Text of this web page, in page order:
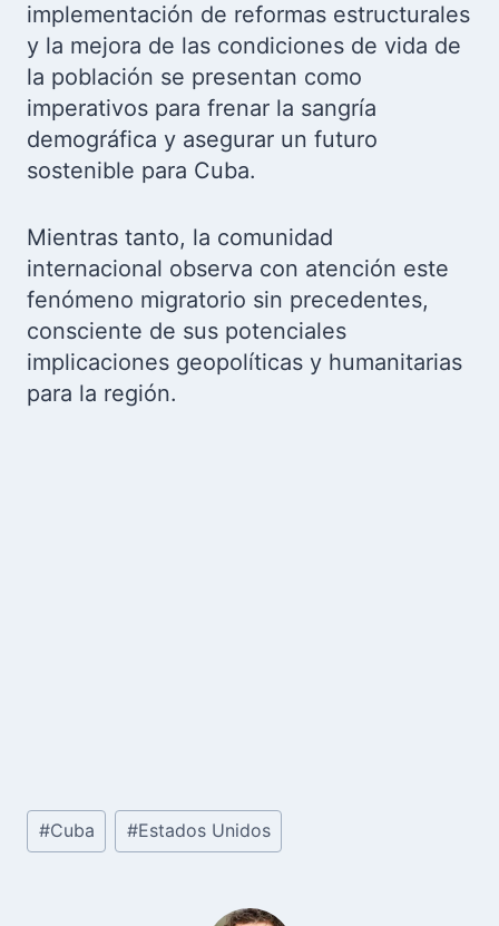
implementación de reformas estructurales
y la mejora de las condiciones de vida de
la población se presentan como
imperativos para frenar la sangría
demográfica y asegurar un futuro
sostenible para Cuba.
Mientras tanto, la comunidad
internacional observa con atención este
fenómeno migratorio sin precedentes,
consciente de sus potenciales
implicaciones geopolíticas y humanitarias
para la región.
Etiquetas
de
#Cuba #Estados Unidos